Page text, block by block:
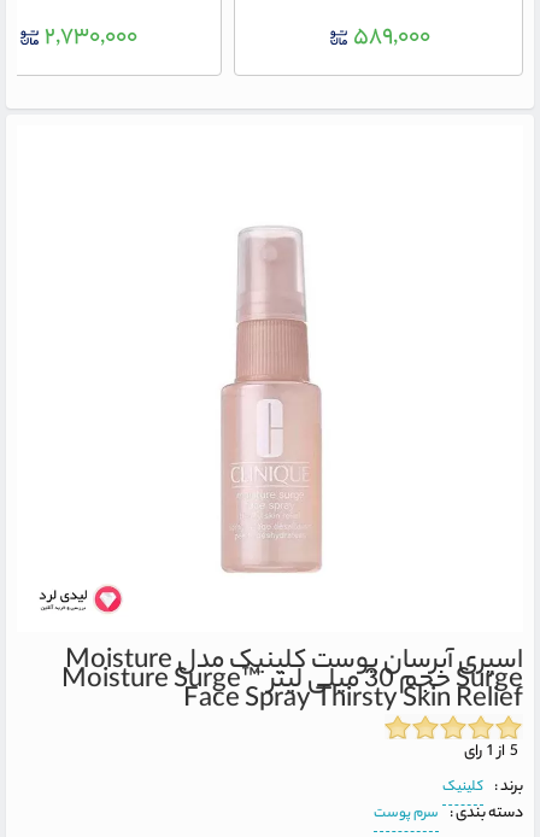
۵۸۹,۰۰۰ ۲,۷۳۰,۰۰۰
اسپری آبرسان پوست کلینیک مدل Moisture Surge حجم 30 میلی لیتر Moisture Surge™Face Spray Thirsty Skin Relief
برند : کلینیک
دسته بندی : سرم پوست